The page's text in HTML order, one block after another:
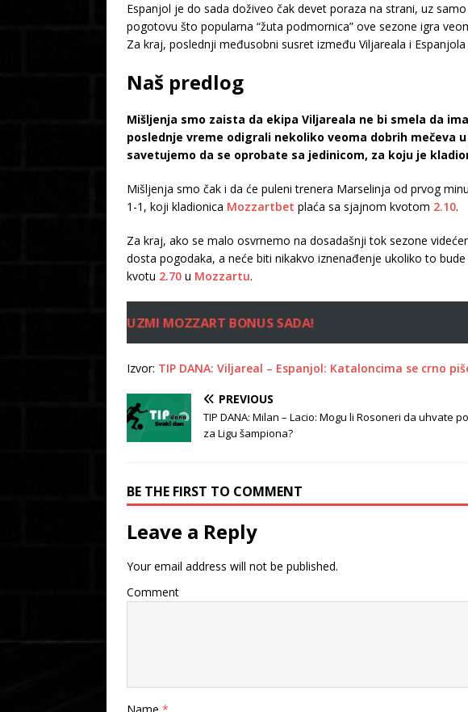
Espanjol je do sada doživeo čak devet poraza na strani, uz
pogotovu što popularna “žuta podmornica” ove sezone igra
Za kraj, poslednji međusobni susret između Viljareala i
Naš predlog
Mišljenja smo zaista da ekipa Viljareala ne bi smela da
poslednje vreme odigrali nekoliko veoma dobrih
savetujemo da se oprobate sa jedinicom, za koju je
Mišljenja smo čak i da će puleni trenera Marselinja od prvog
1-1, koji kladionica Mozzartbet plaća sa sjajnom kvotom 2.10.
Za kraj, ako se malo osvrnemo na dosadašnji tok sezone
dosta pogodaka, a neće biti nikakvo iznenađenje ukoliko to
kvotu 2.70 u Mozzartu.
UZMI MOZZART BONUS SADA!
Izvor: TIP DANA: Viljareal – Espanjol: Kataloncima se crno
PREVIOUS
TIP DANA: Milan – Lacio: Mogu li Rosoneri da uhvate
za Ligu šampiona?
BE THE FIRST TO COMMENT
Leave a Reply
Your email address will not be published.
Comment